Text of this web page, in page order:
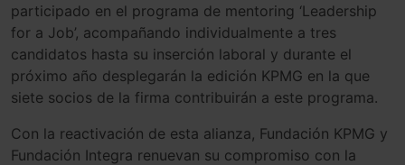
participado en el programa de mentoring ‘Leadership
for a Job’, acompañando individualmente a tres
candidatos hasta su inserción laboral y durante el
próximo año desplegarán la edición KPMG en la que
siete socios de la firma contribuirán a este programa.
Con la reactivación de esta alianza, Fundación KPMG y
Fundación Integra renuevan su compromiso con la